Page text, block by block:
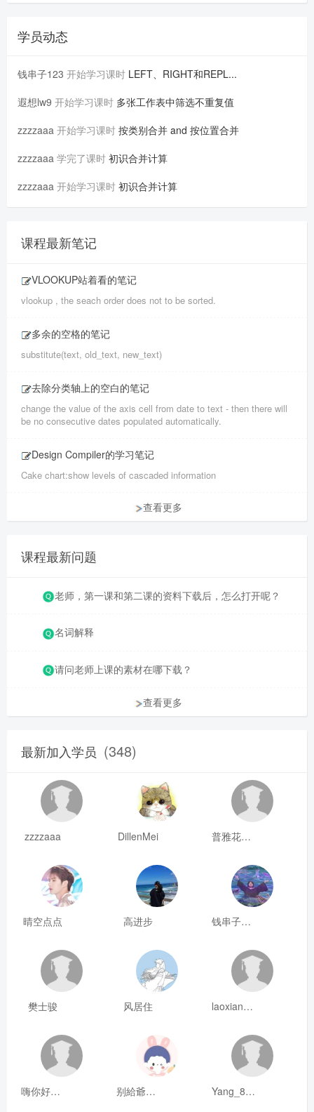
学员动态
钱串子123 开始学习课时 LEFT、RIGHT和REPL...
遐想lw9 开始学习课时 多张工作表中筛选不重复值
zzzzaaa 开始学习课时 按类别合并 and 按位置合并
zzzzaaa 学完了课时 初识合并计算
zzzzaaa 开始学习课时 初识合并计算
课程最新笔记
VLOOKUP站着看的笔记
vlookup , the seach order does not to be sorted.
多余的空格的笔记
substitute(text, old_text, new_text)
去除分类轴上的空白的笔记
change the value of the axis cell from date to text - then there will
be no consecutive dates populated automatically.
Design Compiler的学习笔记
Cake chart:show levels of cascaded information
查看更多
课程最新问题
老师，第一课和第二课的资料下载后，怎么打开呢？
名词解释
请问老师上课的素材在哪下载？
查看更多
最新加入学员 (348)
zzzzaaa DillenMei 普雅花qya
晴空点点 高进步 钱串子123
樊士骏 风居住 laoxianrou
嗨你好8mm 别給爺装纯 Yang_811